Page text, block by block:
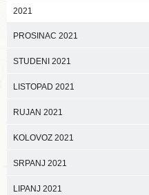
2021
PROSINAC 2021
STUDENI 2021
LISTOPAD 2021
RUJAN 2021
KOLOVOZ 2021
SRPANJ 2021
LIPANJ 2021